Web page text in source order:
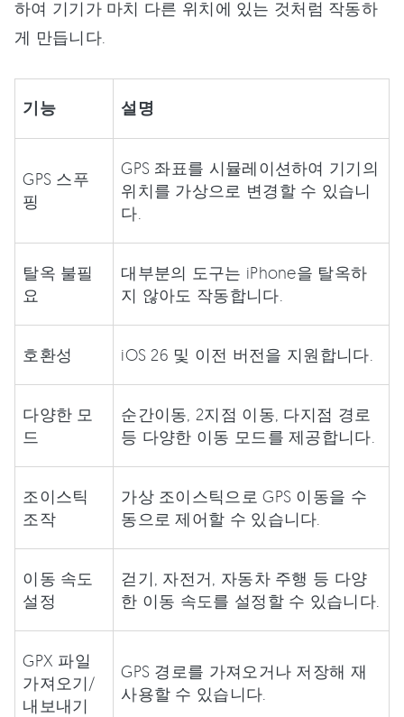
하여 기기가 마치 다른 위치에 있는 것처럼 작동하
게 만듭니다.
기능 설명
GPS 스푸
핑
GPS 좌표를 시뮬레이션하여 기기의
위치를 가상으로 변경할 수 있습니
다.
탈옥 불필
요
대부분의 도구는 iPhone을 탈옥하
지 않아도 작동합니다.
호환성 iOS 26 및 이전 버전을 지원합니다.
다양한 모
드
순간이동, 2지점 이동, 다지점 경로
등 다양한 이동 모드를 제공합니다.
조이스틱
조작
가상 조이스틱으로 GPS 이동을 수
동으로 제어할 수 있습니다.
이동 속도
설정
걷기, 자전거, 자동차 주행 등 다양
한 이동 속도를 설정할 수 있습니다.
GPX 파일
가져오기/
내보내기
GPS 경로를 가져오거나 저장해 재
사용할 수 있습니다.